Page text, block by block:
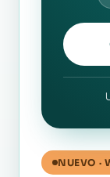
NUEVO ·